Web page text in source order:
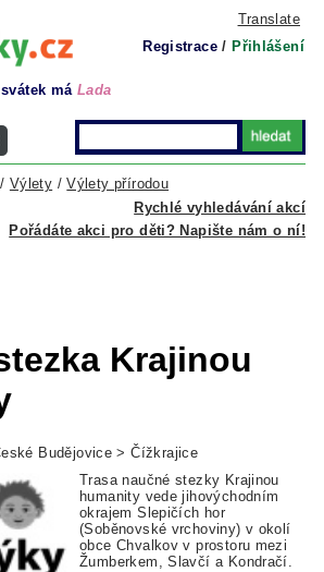
Translate
Registrace / Přihlášení
má Lada
Rychlé vyhledávání akcí
/ Výlety /Výlety přírodou
Pořádáte akci pro děti? Napište nám o ní!
Krajinou
Budějovice > Čížkrajice
Trasa naučné stezky Krajinou
humanity vede jihovýchodním
okrajem Slepičích hor
(Soběnovské vrchoviny) v okolí
obce Chvalkov v prostoru mezi
Žumberkem, Slavčí a Kondračí.